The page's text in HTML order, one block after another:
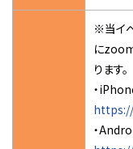
※当イ
に
ります。
・
・